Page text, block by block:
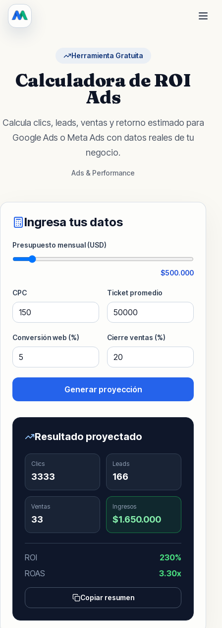
Herramienta Gratuita
Calculadora de ROI
Ads
Calcula clics, leads, ventas y retorno estimado para
Google Ads o Meta Ads con datos reales de tu
negocio.
Ads & Performance
Ingresa tus datos
Presupuesto mensual (USD)
$500.000
CPC Ticket promedio
Conversión web (%) Cierre ventas (%)
Generar proyección
Resultado proyectado
Clics
3333
Leads
166
Ventas
33
Ingresos
$1.650.000
ROI 230%
ROAS
3.30x
Copiar resumen